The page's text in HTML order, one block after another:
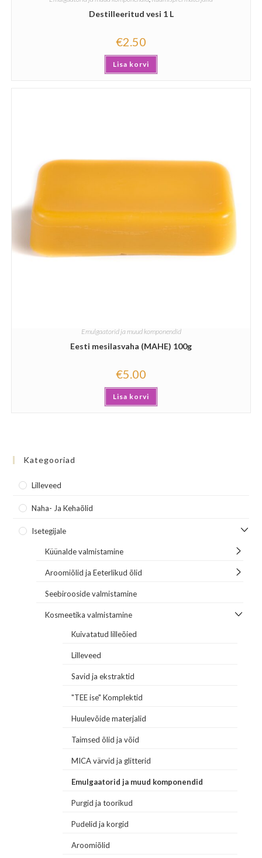
Destilleeritud vesi 1 L
€2.50
Lisa korvi
Emulgaatorid ja muud komponendid
Eesti mesilasvaha (MAHE) 100g
€5.00
Lisa korvi
Kategooriad
Lilleveed
Naha- Ja Kehaõlid
Isetegijale
Küünalde valmistamine
Aroomiõlid ja Eeterlikud õlid
Seebirooside valmistamine
Kosmeetika valmistamine
Kuivatatud lilleõied
Lilleveed
Savid ja ekstraktid
"TEE ise" Komplektid
Huulevõide materjalid
Taimsed õlid ja võid
MICA värvid ja glitterid
Emulgaatorid ja muud komponendid
Purgid ja toorikud
Pudelid ja korgid
Aroomiõlid